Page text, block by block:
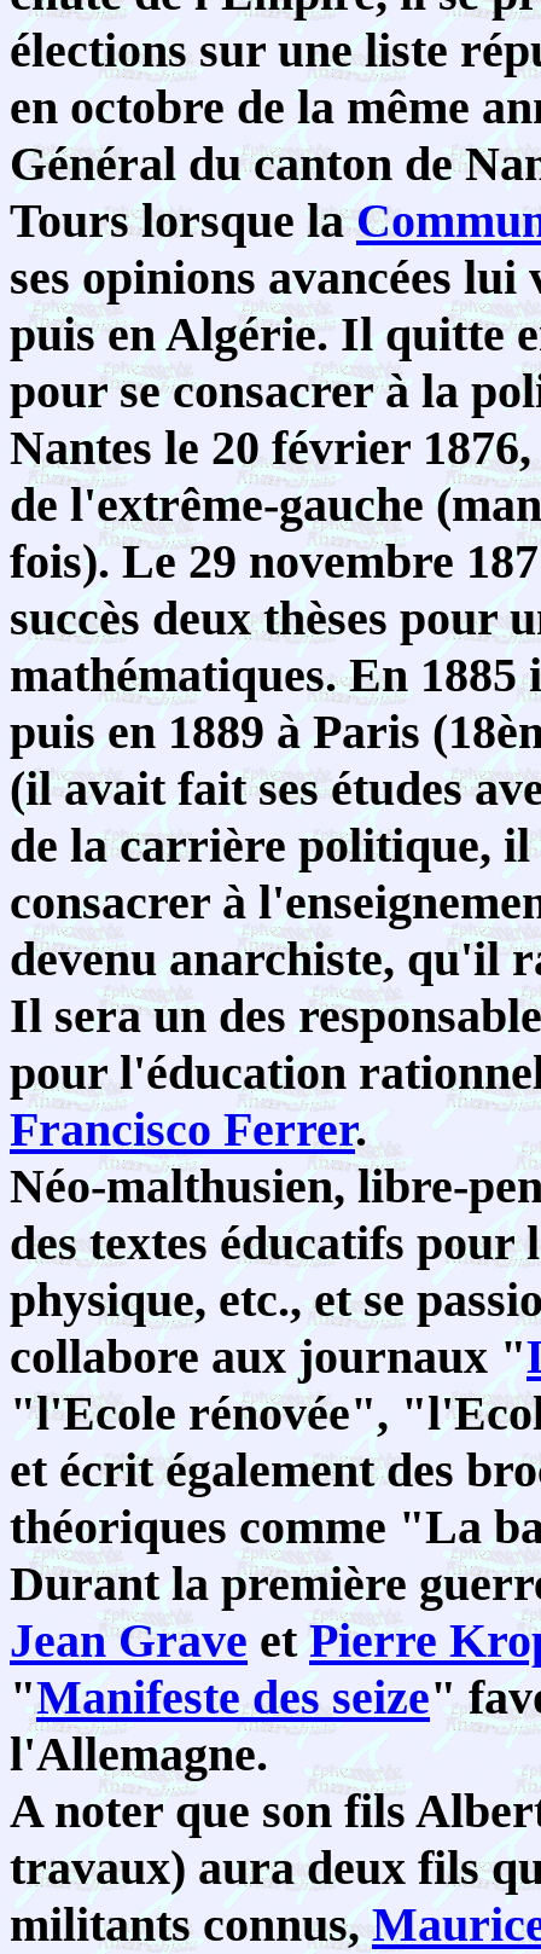
élections sur une liste
en octobre de la même
Général du canton de
Tours lorsque la
ses opinions avancées
puis en Algérie. Il quitte
pour se consacrer à la
Nantes le 20 février
de l'extrême-gauche
fois). Le 29 novembre
succès deux thèses pour
mathématiques. En 1885
puis en 1889 à Paris
(il avait fait ses études
de la carrière politique, il
consacrer à
devenu anarchiste, qu'il
Il sera un des
pour l'éducation
Francisco Ferrer.
Néo-malthusien, libre-
des textes éducatifs pour
physique, etc., et se
collabore aux journaux "
"l'Ecole rénovée",
et écrit également des
théoriques comme "La
Durant la première
Jean Grave etPierre
"Manifeste des seize"
l'Allemagne.
A noter que son fils
travaux) aura deux fils
militants connus,